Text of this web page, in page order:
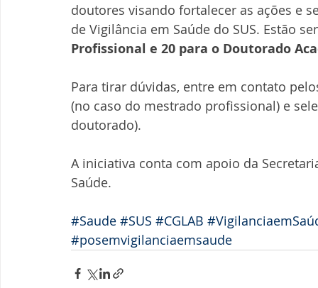
doutores visando fortalecer as ações e
de Vigilância em Saúde do SUS. Estão
Profissional e 20 para o Doutorado
Para tirar dúvidas, entre em contato
(no caso do mestrado profissional) e
doutorado).
A iniciativa conta com apoio da
Saúde.
#Saude #SUS #CGLAB
#posemvigilanciaemsaude